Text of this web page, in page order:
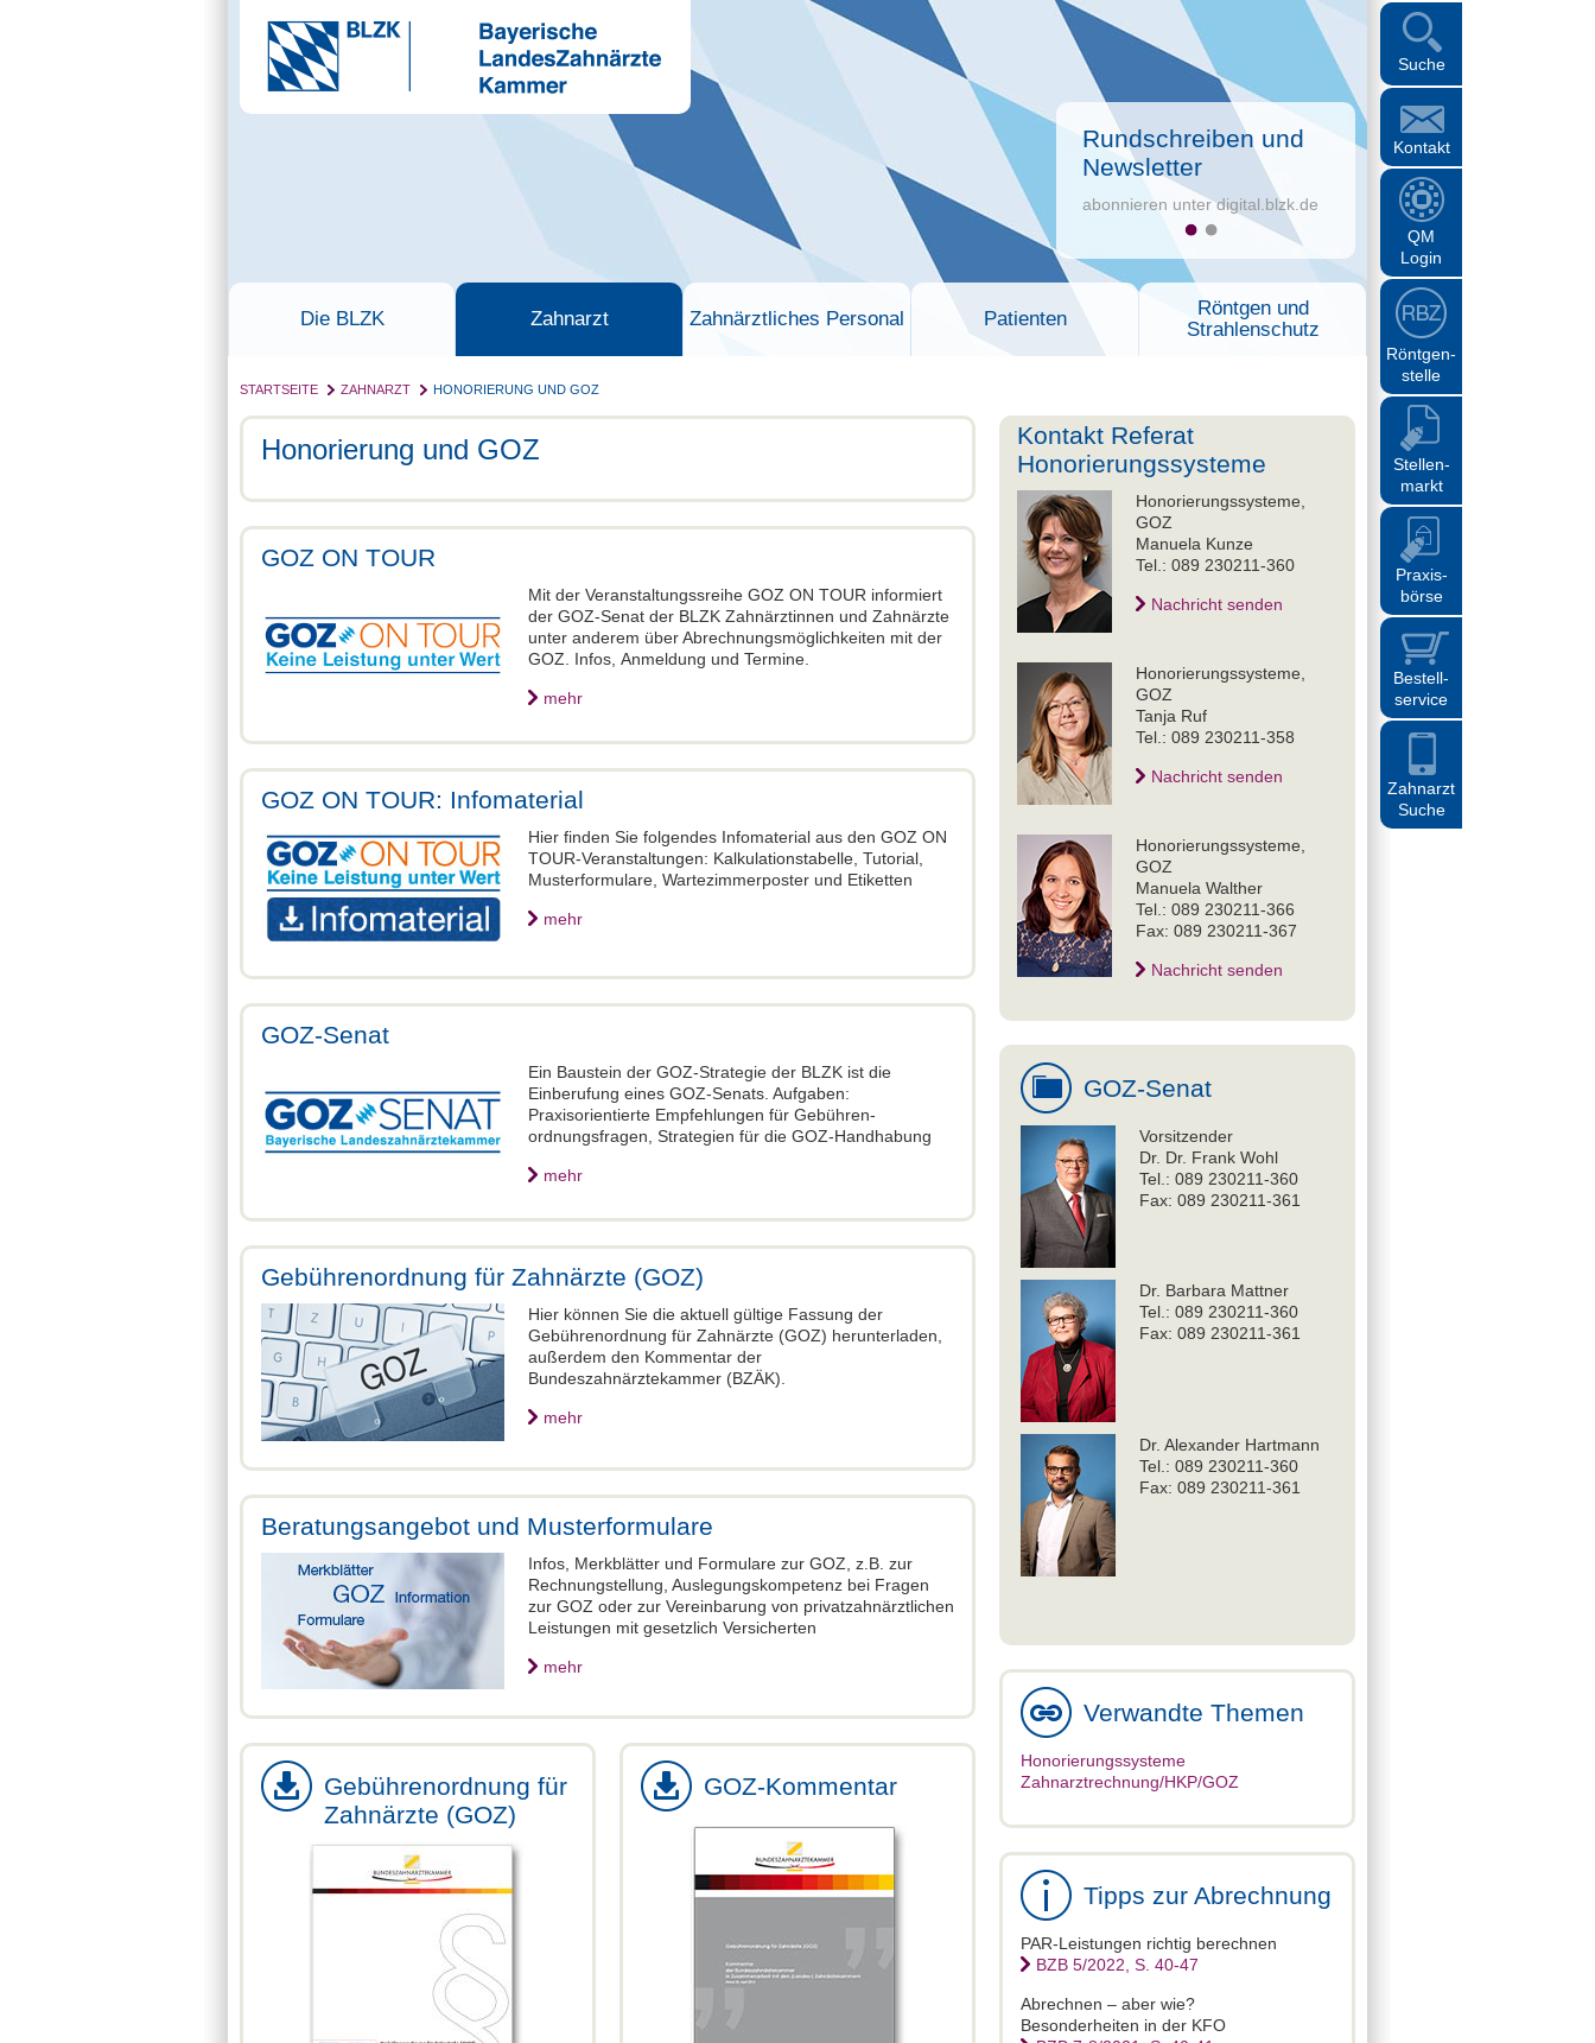
Suche
Kontakt
QM
Login
Röntgen-
stelle
Stellen-
markt
Praxis-
börse
Bestell-
service
Zahnarzt
Suche
Rundschreiben und
Newsletter
abonnieren unter digital.blzk.de
Die BLZK Zahnarzt Zahnärztliches Personal Patienten
Röntgen und
Strahlenschutz
STARTSEITE ZAHNARZT HONORIERUNG UND GOZ
Honorierung und GOZ
GOZ ON TOUR
Mit der Veranstaltungssreihe GOZ ON TOUR informiert
der GOZ-Senat der BLZK Zahnärztinnen und Zahnärzte
unter anderem über Abrechnungsmöglichkeiten mit der
GOZ. Infos, Anmeldung und Termine.
mehr
GOZ ON TOUR: Infomaterial
Hier finden Sie folgendes Infomaterial aus den GOZ ON
TOUR-Veranstaltungen: Kalkulationstabelle, Tutorial,
Musterformulare, Wartezimmerposter und Etiketten
mehr
GOZ-Senat
Ein Baustein der GOZ-Strategie der BLZK ist die
Einberufung eines GOZ-Senats. Aufgaben:
Praxisorientierte Empfehlungen für Gebühren-
ordnungsfragen, Strategien für die GOZ-Handhabung
mehr
Gebührenordnung für Zahnärzte (GOZ)
Hier können Sie die aktuell gültige Fassung der
Gebührenordnung für Zahnärzte (GOZ) herunterladen,
außerdem den Kommentar der
Bundeszahnärztekammer (BZÄK).
mehr
Beratungsangebot und Musterformulare
Infos, Merkblätter und Formulare zur GOZ, z.B. zur
Rechnungstellung, Auslegungskompetenz bei Fragen
zur GOZ oder zur Vereinbarung von privatzahnärztlichen
Leistungen mit gesetzlich Versicherten
mehr
Gebührenordnung für
Zahnärzte (GOZ)
GOZ-Kommentar
Kontakt Referat
Honorierungssysteme
Honorierungssysteme,
GOZ
Manuela Kunze
Tel.: 089 230211-360
Nachricht senden
Honorierungssysteme,
GOZ
Tanja Ruf
Tel.: 089 230211-358
Nachricht senden
Honorierungssysteme,
GOZ
Manuela Walther
Tel.: 089 230211-366
Fax: 089 230211-367
Nachricht senden
GOZ-Senat
Vorsitzender
Dr. Dr. Frank Wohl
Tel.: 089 230211-360
Fax: 089 230211-361
Dr. Barbara Mattner
Tel.: 089 230211-360
Fax: 089 230211-361
Dr. Alexander Hartmann
Tel.: 089 230211-360
Fax: 089 230211-361
Verwandte Themen
Honorierungssysteme
Zahnarztrechnung/HKP/GOZ
Tipps zur Abrechnung
PAR-Leistungen richtig berechnen
BZB 5/2022, S. 40-47
Abrechnen – aber wie?
Besonderheiten in der KFO